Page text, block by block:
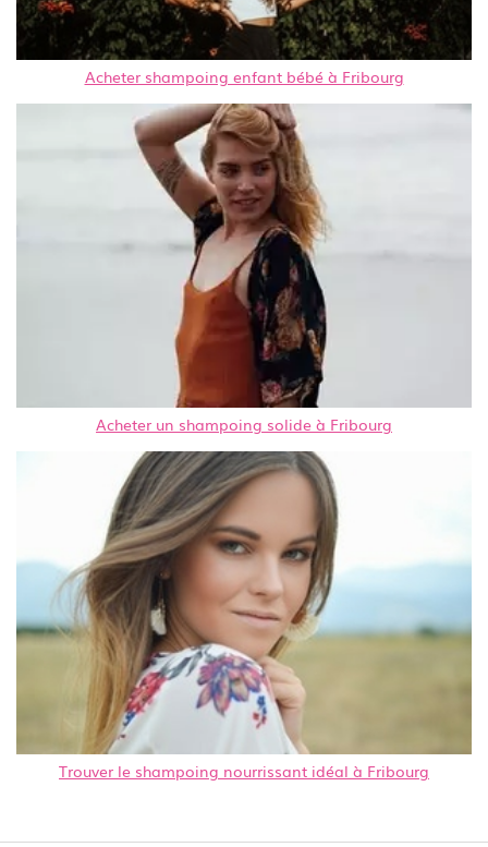
Acheter shampoing enfant bébé à Fribourg
Acheter un shampoing solide à Fribourg
Trouver le shampoing nourrissant idéal à Fribourg